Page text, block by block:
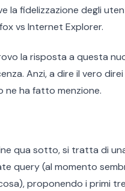
la fidelizzazione degli
vs Internet Explorer.
la risposta a questa
Anzi, a dire il vero
ne ha fatto menzione.
qua sotto, si tratta di
query (al momento
proponendo i primi